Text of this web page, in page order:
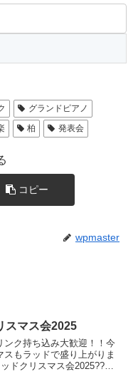
グランドピアノ
柏 発表会
コピー
wpmaster
スマス会2025
ンク持ち込み大歓迎！！今
スもラッドで盛り上がりま
ドクリスマス会2025??音